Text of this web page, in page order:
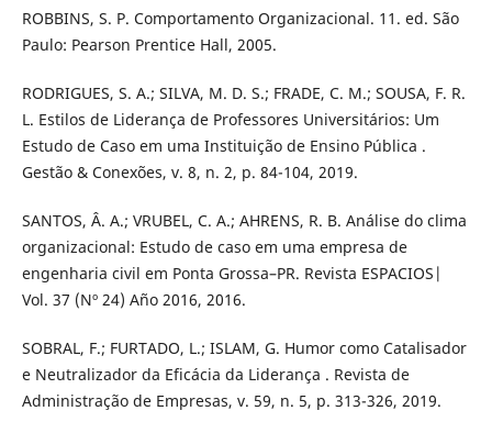
ROBBINS, S. P. Comportamento Organizacional. 11. ed. São
Paulo: Pearson Prentice Hall, 2005.
RODRIGUES, S. A.; SILVA, M. D. S.; FRADE, C. M.; SOUSA, F. R.
L. Estilos de Liderança de Professores Universitários: Um
Estudo de Caso em uma Instituição de Ensino Pública .
Gestão & Conexões, v. 8, n. 2, p. 84-104, 2019.
SANTOS, Â. A.; VRUBEL, C. A.; AHRENS, R. B. Análise do clima
organizacional: Estudo de caso em uma empresa de
engenharia civil em Ponta Grossa–PR. Revista ESPACIOS|
Vol. 37 (Nº 24) Año 2016, 2016.
SOBRAL, F.; FURTADO, L.; ISLAM, G. Humor como Catalisador
e Neutralizador da Eficácia da Liderança . Revista de
Administração de Empresas, v. 59, n. 5, p. 313-326, 2019.